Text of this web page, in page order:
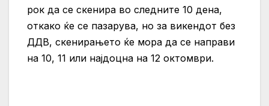
рок да се скенира во следните 10 дена,
откако ќе се пазарува, но за викендот без
ДДВ, скенирањето ќе мора да се направи
на 10, 11 или најдоцна на 12 октомври.